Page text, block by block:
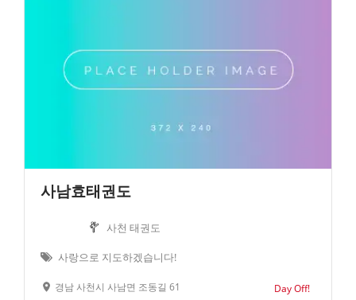
사남효태권도
사천 태권도
사랑으로 지도하겠습니다!
경남 사천시 사남면 조동길 61 Day Off!